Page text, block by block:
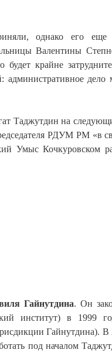
однако его еще
Валентины
крайне
административное дело
Таджутдин на
РДУМ РМ «в
Умыс Кочкуровском
Гайнутдина. Он
институт) в 1999
Гайнутдина). В
под началом